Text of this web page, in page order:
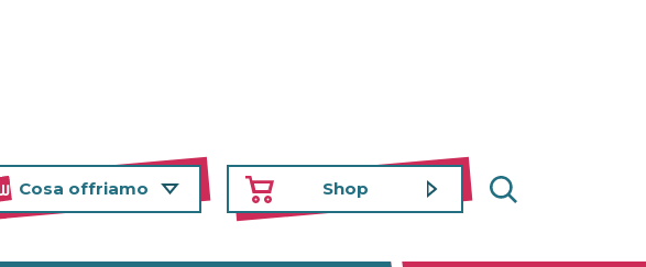
Cosa offriamo Shop